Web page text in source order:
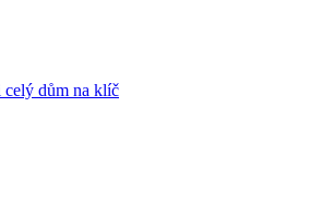
celý dům na klíč